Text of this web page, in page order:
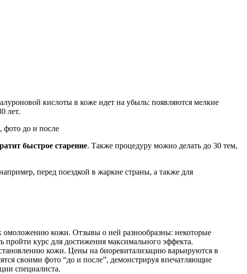
кислоты в коже идет на убыль: появляются мелкие
лет.
быстрое старение. Также процедуру можно делать до 30 тем,
перед поездкой в жаркие страны, а также для
омоложению кожи. Отзывы о ней разнообразны: некоторые
курс для достижения максимального эффекта.
кожи. Цены на биоревитализацию варьируются в
своими фото “до и после”, демонстрируя впечатляющие
специалиста.